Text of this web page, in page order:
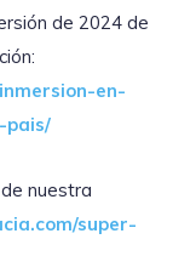
de 2024 de
en-
pais/
nuestra
super-